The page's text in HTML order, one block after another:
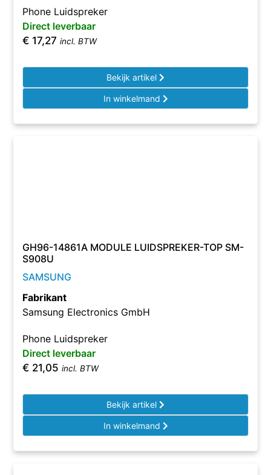
Phone Luidspreker
Direct leverbaar
€ 17,27 incl. BTW
Bekijk artikel
In winkelmand
GH96-14861A MODULE LUIDSPREKER-TOP SM-
S908U
SAMSUNG
Fabrikant
Samsung Electronics GmbH
Phone Luidspreker
Direct leverbaar
€ 21,05 incl. BTW
Bekijk artikel
In winkelmand